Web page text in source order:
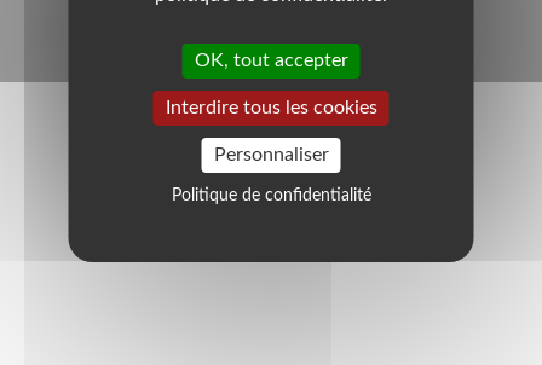
Accessibilité : Partiellement conforme
OK, tout accepter
Interdire tous les cookies
Personnaliser
Politique de confidentialité